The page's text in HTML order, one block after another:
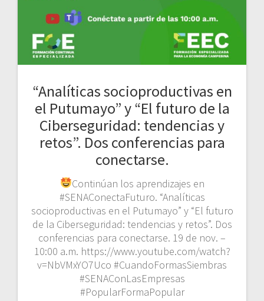
“Analíticas socioproductivas en
el Putumayo” y “El futuro de la
Ciberseguridad: tendencias y
retos”. Dos conferencias para
conectarse.
Continúan los aprendizajes en
#SENAConectaFuturo. “Analíticas
socioproductivas en el Putumayo” y “El futuro
de la Ciberseguridad: tendencias y retos”. Dos
conferencias para conectarse. 19 de nov. –
10:00 a.m. https://www.youtube.com/watch?
v=NbVMxYO7Uco #CuandoFormasSiembras
#SENAConLasEmpresas
#PopularFormaPopular